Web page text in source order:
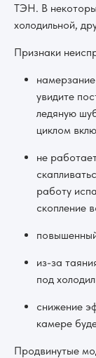
ТЭН. В
холодильной,
Признаки
увидите
ледяную
циклом
не
работу
скопление
из-за
под
снижение
камере
Продвинутые